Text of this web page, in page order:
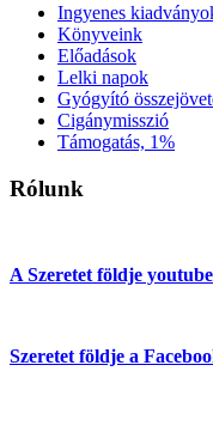
Ingyenes
Könyveink
Előadások
Lelki napok
Gyógyító
Cigánymisszió
Támogatás, 1%
Rólunk
A Szeretet földje
Szeretet földje a